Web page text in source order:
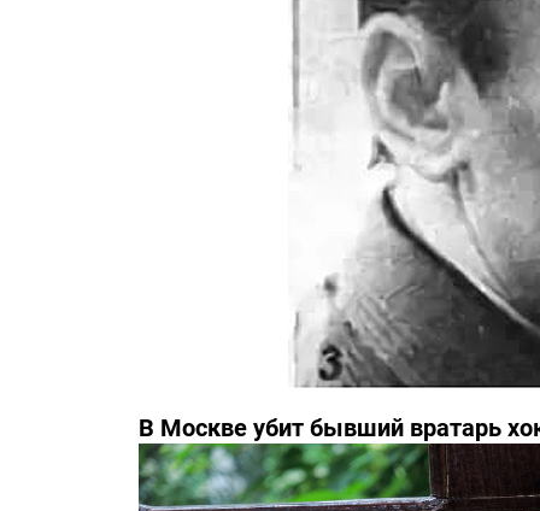
В Москве убит бывший вратарь
Третьяка